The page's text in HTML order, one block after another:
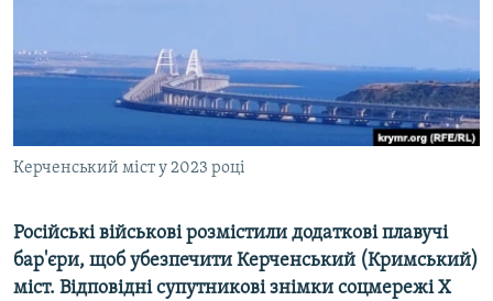
СВІДЧЕННЯ ОКУПАЦІЇ
УКРАЇНСЬКА ПРОБЛЕМА КРИМУ
Qırımtatar
Усі сайти RFE/RL
Керченський міст у 2023 році
Російські військові розмістили додаткові плавучі
бар'єри, щоб убезпечити Керченський (Кримський)
міст. Відповідні супутникові знімки соцмережі X